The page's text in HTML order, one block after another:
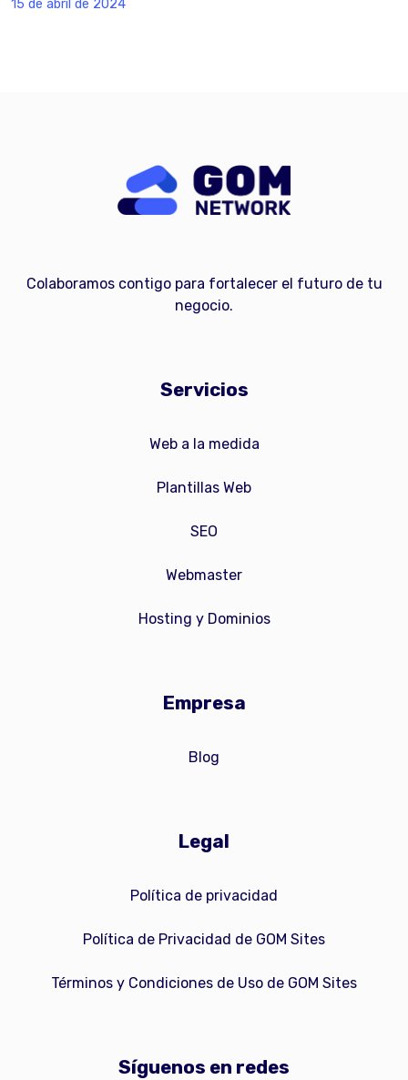
15 de abril de 2024
Colaboramos contigo para fortalecer el futuro de tu
negocio.
Servicios
Web a la medida
Plantillas Web
SEO
Webmaster
Hosting y Dominios
Empresa
Blog
Legal
Política de privacidad
Política de Privacidad de GOM Sites
Términos y Condiciones de Uso de GOM Sites
Síguenos en redes